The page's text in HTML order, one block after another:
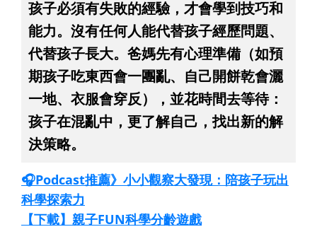
孩子必須有失敗的經驗，才會學到技巧和
能力。沒有任何人能代替孩子經歷問題、
代替孩子長大。爸媽先有心理準備（如預
期孩子吃東西會一團亂、自己開餅乾會灑
一地、衣服會穿反），並花時間去等待：
孩子在混亂中，更了解自己，找出新的解
決策略。
🎧Podcast推薦》小小觀察大發現：陪孩子玩出
科學探索力
【下載】親子FUN科學分齡遊戲